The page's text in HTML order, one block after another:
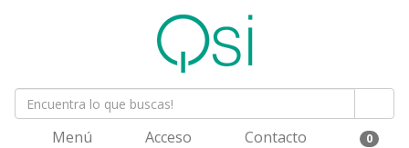
Menú Acceso Contacto 0